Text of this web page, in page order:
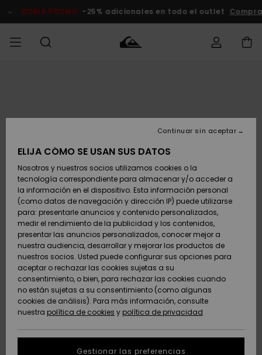
del
DOBLE PROMO -25% adicionales en todo el outlet
Zapatos y
chanclas
Surf
Snow
Novedades
Destacados
Zapatos y
chanclas
Surf
Snow
Novedades
Destacados
Destacados
Snow
SURF
Highlights
Comunidad
SNOW
Snow Niños
Tienda
Snow Mujer
Destacados
Comunidad
DOBLE
PROMO
Outlet
Mujer
AYUDA &
CONTACTO
Envio
Devoluciones
Pago
Tarjeta de
regalo
Quiksilver
Freedom
Protección de
datos
personales
SOSTENIBILIDAD
ELIJA CÓMO SE USAN SUS DATOS
Nosotros y nuestros socios utilizamos cookies o la
tecnología correspondiente para almacenar y/o acceder a
la información en el dispositivo. Esta información personal
(como datos de navegación y dirección IP) puede utilizarse
para: presentarle anuncios y contenido personalizados,
medir el rendimiento de la publicidad y los contenidos,
presentar las anuncios personalizados, conocer mejor a
nuestra audiencia, desarrollar y mejorar los productos de
nuestros socios. Usted puede configurar sus opciones para
aceptar o rechazar las cookies sujetas a su
consentimiento, o bien, para rechazar las cookies cuando
no están sujetas a su consentimiento (como algunas
cookies de análisis). Para más información, consulte
nuestra política de cookies y política de privacidad
Gestionar las preferencias
Continuar sin aceptar